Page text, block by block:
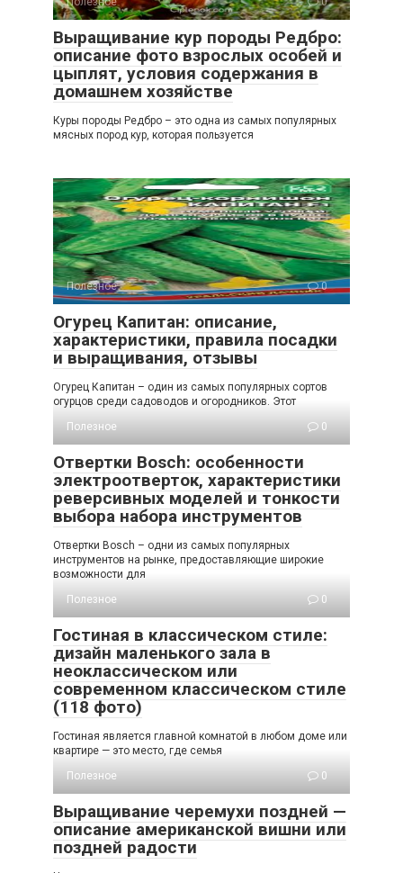
Выращивание кур породы Редбро:
описание фото взрослых особей и
цыплят, условия содержания в
домашнем хозяйстве
Куры породы Редбро – это одна из самых популярных
мясных пород кур, которая пользуется
Полезное 0
Огурец Капитан: описание,
характеристики, правила посадки
и выращивания, отзывы
Огурец Капитан – один из самых популярных сортов
огурцов среди садоводов и огородников. Этот
Полезное
0
Отвертки Bosch: особенности
электроотверток, характеристики
реверсивных моделей и тонкости
выбора набора инструментов
Отвертки Bosch – одни из самых популярных
инструментов на рынке, предоставляющие широкие
возможности для
Полезное
0
Гостиная в классическом стиле:
дизайн маленького зала в
неоклассическом или
современном классическом стиле
(118 фото)
Гостиная является главной комнатой в любом доме или
квартире — это место, где семья
Полезное
0
Выращивание черемухи поздней —
описание американской вишни или
поздней радости